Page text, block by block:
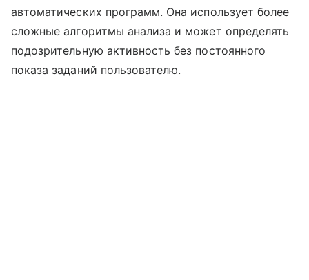
автоматических программ. Она использует более
сложные алгоритмы анализа и может определять
подозрительную активность без постоянного
показа заданий пользователю.